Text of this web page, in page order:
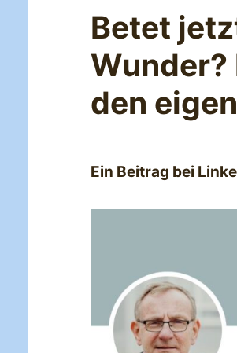
Betet
den
Ein Beitrag bei